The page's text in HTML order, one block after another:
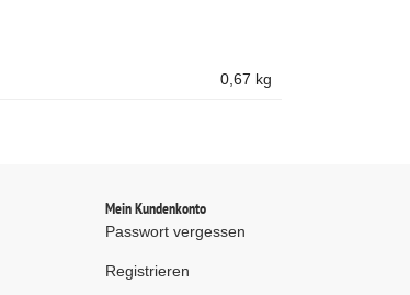
0,67 kg
Mein Kundenkonto
Passwort vergessen
Registrieren